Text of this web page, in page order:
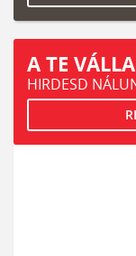
A TE
HIRDESD